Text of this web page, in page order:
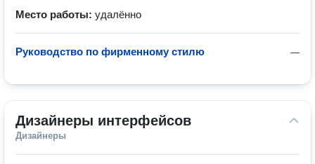
Место работы: удалённо
—
Руководство по фирменному стилю
Дизайнеры интерфейсов
Дизайнеры